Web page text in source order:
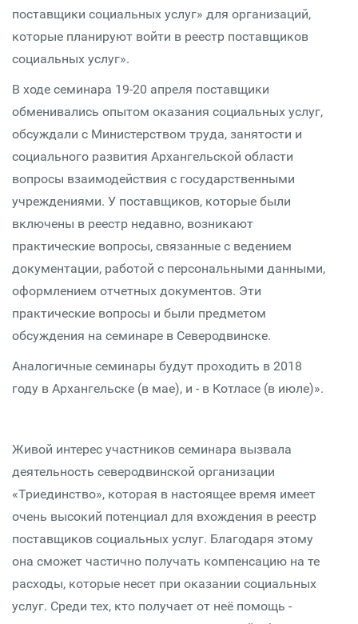
поставщики социальных услуг» для организаций,
которые планируют войти в реестр поставщиков
социальных услуг».
В ходе семинара 19-20 апреля поставщики
обменивались опытом оказания социальных услуг,
обсуждали с Министерством труда, занятости и
социального развития Архангельской области
вопросы взаимодействия с государственными
учреждениями. У поставщиков, которые были
включены в реестр недавно, возникают
практические вопросы, связанные с ведением
документации, работой с персональными данными,
оформлением отчетных документов. Эти
практические вопросы и были предметом
обсуждения на семинаре в Северодвинске.
Аналогичные семинары будут проходить в 2018
году в Архангельске (в мае), и - в Котласе (в июле)».
Живой интерес участников семинара вызвала
деятельность северодвинской организации
«Триединство», которая в настоящее время имеет
очень высокий потенциал для вхождения в реестр
поставщиков социальных услуг. Благодаря этому
она сможет частично получать компенсацию на те
расходы, которые несет при оказании социальных
услуг. Среди тех, кто получает от неё помощь -